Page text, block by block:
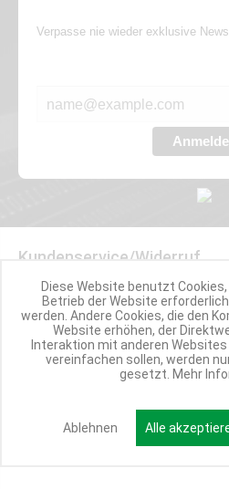
Verpasse nie wieder exklusive
Kundenservice/Widerruf
Shop Service
Informationen
Diese Website benutzt
Betrieb der Website
werden. Andere Cookies, die den
Website erhöhen, der
Interaktion mit anderen
vereinfachen sollen, werden
gesetzt. Mehr
Ablehnen Alle